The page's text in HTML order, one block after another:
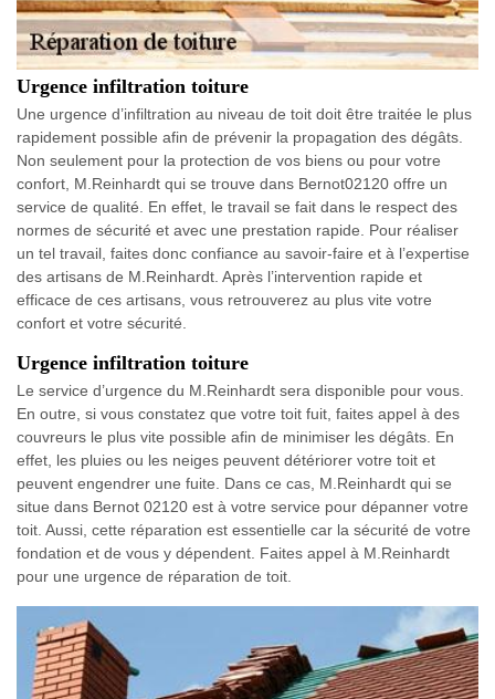
Urgence infiltration toiture
Une urgence d’infiltration au niveau de toit doit être traitée le plus
rapidement possible afin de prévenir la propagation des dégâts.
Non seulement pour la protection de vos biens ou pour votre
confort, M.Reinhardt qui se trouve dans Bernot02120 offre un
service de qualité. En effet, le travail se fait dans le respect des
normes de sécurité et avec une prestation rapide. Pour réaliser
un tel travail, faites donc confiance au savoir-faire et à l’expertise
des artisans de M.Reinhardt. Après l’intervention rapide et
efficace de ces artisans, vous retrouverez au plus vite votre
confort et votre sécurité.
Urgence infiltration toiture
Le service d’urgence du M.Reinhardt sera disponible pour vous.
En outre, si vous constatez que votre toit fuit, faites appel à des
couvreurs le plus vite possible afin de minimiser les dégâts. En
effet, les pluies ou les neiges peuvent détériorer votre toit et
peuvent engendrer une fuite. Dans ce cas, M.Reinhardt qui se
situe dans Bernot 02120 est à votre service pour dépanner votre
toit. Aussi, cette réparation est essentielle car la sécurité de votre
fondation et de vous y dépendent. Faites appel à M.Reinhardt
pour une urgence de réparation de toit.